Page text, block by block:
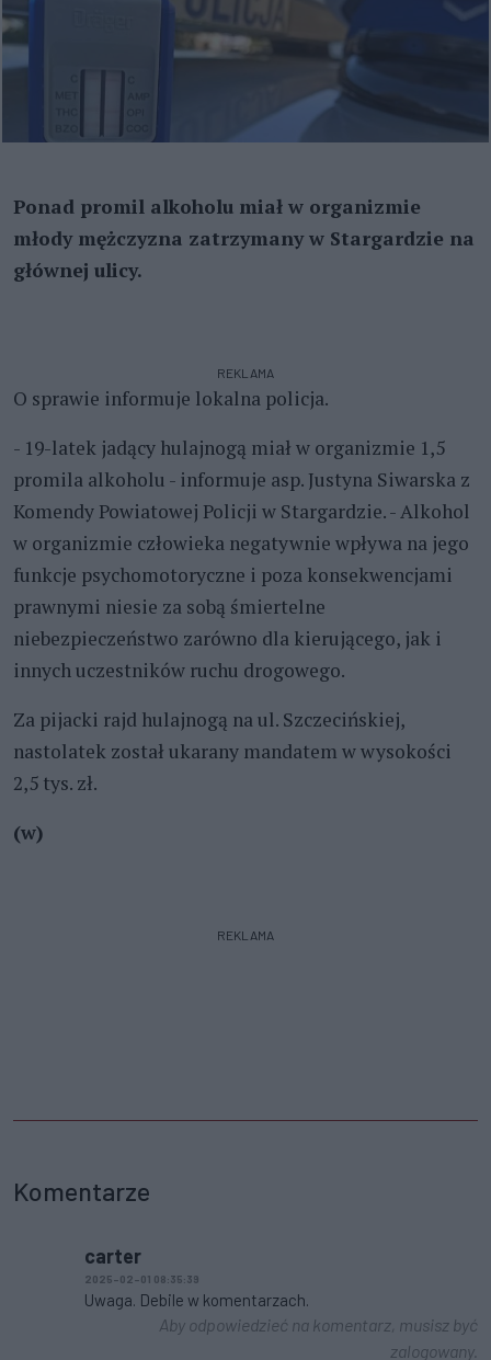
Ponad promil alkoholu miał w organizmie
młody mężczyzna zatrzymany w Stargardzie na
głównej ulicy.
REKLAMA
O sprawie informuje lokalna policja.
- 19-latek jadący hulajnogą miał w organizmie 1,5
promila alkoholu - informuje asp. Justyna Siwarska z
Komendy Powiatowej Policji w Stargardzie. - Alkohol
w organizmie człowieka negatywnie wpływa na jego
funkcje psychomotoryczne i poza konsekwencjami
prawnymi niesie za sobą śmiertelne
niebezpieczeństwo zarówno dla kierującego, jak i
innych uczestników ruchu drogowego.
Za pijacki rajd hulajnogą na ul. Szczecińskiej,
nastolatek został ukarany mandatem w wysokości
2,5 tys. zł.
(w)
REKLAMA
Komentarze
carter
2025-02-01 08:35:39
Uwaga. Debile w komentarzach.
Aby odpowiedzieć na komentarz, musisz być
zalogowany.